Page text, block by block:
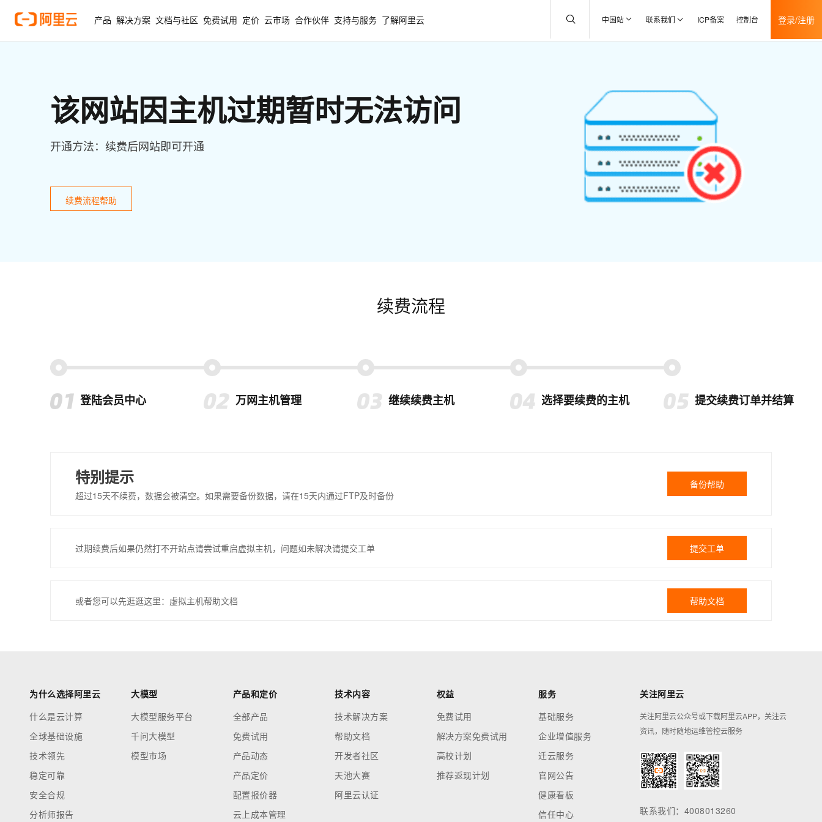
产品 解决方案 文档与社区 免费试用 定价 云市场 合作伙伴 支持与服务 了解阿里云 中国站 联系我们 ICP备案 控制台 登录/注册
该网站因主机过期暂时无法访问
开通方法：续费后网站即可开通
续费流程帮助
续费流程
登陆会员中心 万网主机管理 继续续费主机 选择要续费的主机 提交续费订单并结算
特别提示
超过15天不续费，数据会被清空。如果需要备份数据，请在15天内通过FTP及时备份
备份帮助
过期续费后如果仍然打不开站点请尝试重启虚拟主机，问题如未解决请提交工单 提交工单
或者您可以先逛逛这里：虚拟主机帮助文档 帮助文档